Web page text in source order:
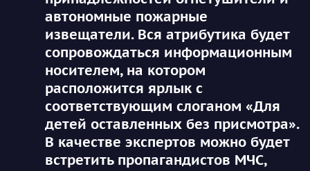
автономные пожарные
извещатели. Вся атрибутика будет
сопровождаться информационным
носителем, на котором
расположится ярлык с
соответствующим слоганом «Для
детей оставленных без присмотра».
В качестве экспертов можно будет
встретить пропагандистов МЧС,